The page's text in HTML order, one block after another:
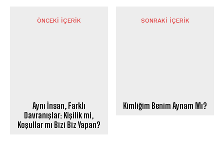
ÖNCEKI İÇERIK
Aynı İnsan, Farklı
Davranışlar: Kişilik mi,
Koşullar mı Bizi Biz Yapan?
SONRAKI İÇERIK
Kimliğim Benim Aynam Mı?